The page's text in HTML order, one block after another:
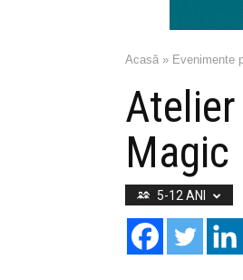
Acasă » Evenimente
Magic
5-12 ANI